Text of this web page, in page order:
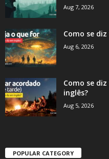
Aug 7, 2026
Como se
Aug 6, 2026
Como se
inglês?
Aug 5, 2026
POPULAR CATEGORY